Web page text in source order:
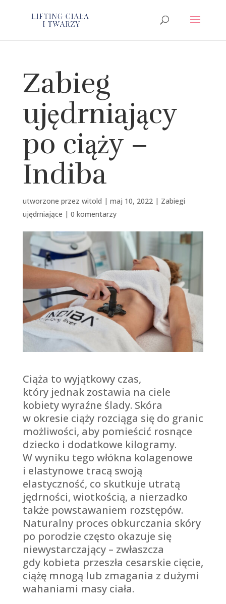
Zabieg
ujędrniający
po ciąży –
Indiba
utworzone przez witold | maj 10, 2022| Zabiegi
ujędrniające | 0 komentarzy
Ciąża to wyjątkowy czas,
który jednak zostawia na ciele
kobiety wyraźne ślady. Skóra
w okresie ciąży rozciąga się do granic
możliwości, aby pomieścić rosnące
dziecko i dodatkowe kilogramy.
W wyniku tego włókna kolagenowe
i elastynowe tracą swoją
elastyczność, co skutkuje utratą
jędrności, wiotkością, a nierzadko
także powstawaniem rozstępów.
Naturalny proces obkurczania skóry
po porodzie często okazuje się
niewystarczający – zwłaszcza
gdy kobieta przeszła cesarskie cięcie,
ciążę mnogą lub zmagania z dużymi
wahaniami masy ciała.